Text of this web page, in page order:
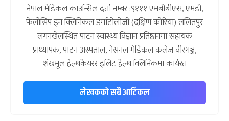
नेपाल मेडिकल काउन्सिल दर्ता नम्बर :९१११ एमबीबीएस, एमडी,
फेलोसिप इन क्लिनिकल डर्माटोलोजी (दक्षिण कोरिया) ललितपुर
लगनखेलस्थित पाटन स्वास्थ्य विज्ञान प्रतिष्ठानमा सहायक
प्राध्यापक, पाटन अस्पताल, नेसनल मेडिकल कलेज वीरगञ्ज,
शंखमूल हेल्थकेयरर इलिट हेल्थ क्लिनिकमा कार्यरत
लेखकको सबै आर्टिकल